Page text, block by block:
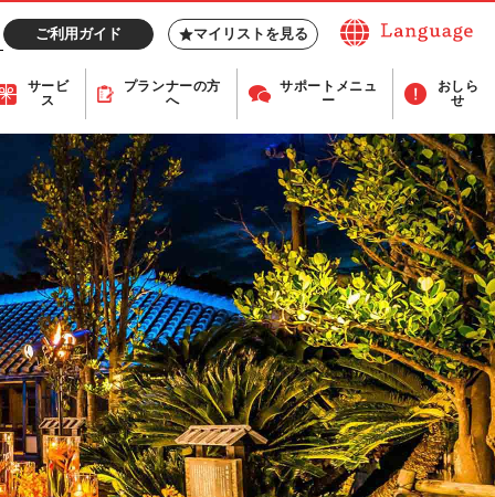
ご利用ガイド マイリストを見る
サービ
ス
プランナーの方
へ
サポート メニュ
ー
おしら
せ